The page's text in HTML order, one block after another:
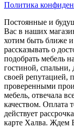
Политика
Постоянные и
Вас в наших
хотим быть ближе
рассказывать о
подобрать мебель
гостиной,
своей репутацией,
проверенными
мебель, отвечала
качеством. Оплата
действует
карте Халва. Ждем